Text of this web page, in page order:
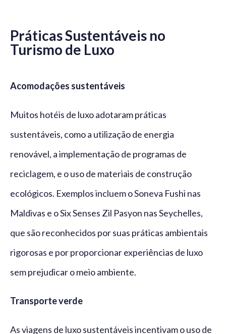
Práticas Sustentáveis no
Turismo de Luxo
Acomodações sustentáveis
Muitos hotéis de luxo adotaram práticas
sustentáveis, como a utilização de energia
renovável, a implementação de programas de
reciclagem, e o uso de materiais de construção
ecológicos. Exemplos incluem o Soneva Fushi nas
Maldivas e o Six Senses Zil Pasyon nas Seychelles,
que são reconhecidos por suas práticas ambientais
rigorosas e por proporcionar experiências de luxo
sem prejudicar o meio ambiente.
Transporte verde
As viagens de luxo sustentáveis incentivam o uso de